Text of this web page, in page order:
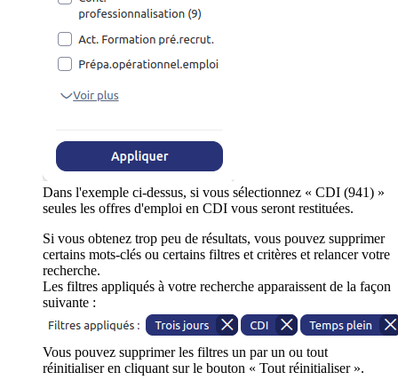
Dans l'exemple ci-dessus, si vous sélectionnez « CDI (941) »
seules les offres d'emploi en CDI vous seront restituées.
Si vous obtenez trop peu de résultats, vous pouvez supprimer
certains mots-clés ou certains filtres et critères et relancer votre
recherche.
Les filtres appliqués à votre recherche apparaissent de la façon
suivante :
Vous pouvez supprimer les filtres un par un ou tout
réinitialiser en cliquant sur le bouton « Tout réinitialiser ».